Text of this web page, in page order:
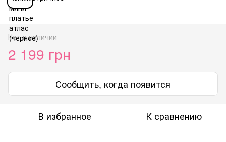
Нет в наличии
2 199 грн
Сообщить, когда появится
В избранное К сравнению